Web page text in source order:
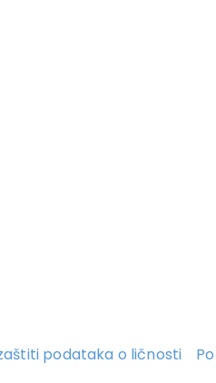
podataka o ličnosti